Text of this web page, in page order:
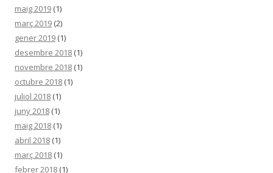
maig 2019 (1)
març 2019 (2)
gener 2019 (1)
desembre 2018 (1)
novembre 2018 (1)
octubre 2018 (1)
juliol 2018 (1)
juny 2018 (1)
maig 2018 (1)
abril 2018 (1)
març 2018 (1)
febrer 2018 (1)